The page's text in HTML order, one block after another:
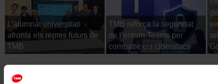
L’alumnat universitari
afronta els reptes futurs de
TMB
TMB reforça la seguretat
de l’entorn Teams per
combatre els ciberatacs